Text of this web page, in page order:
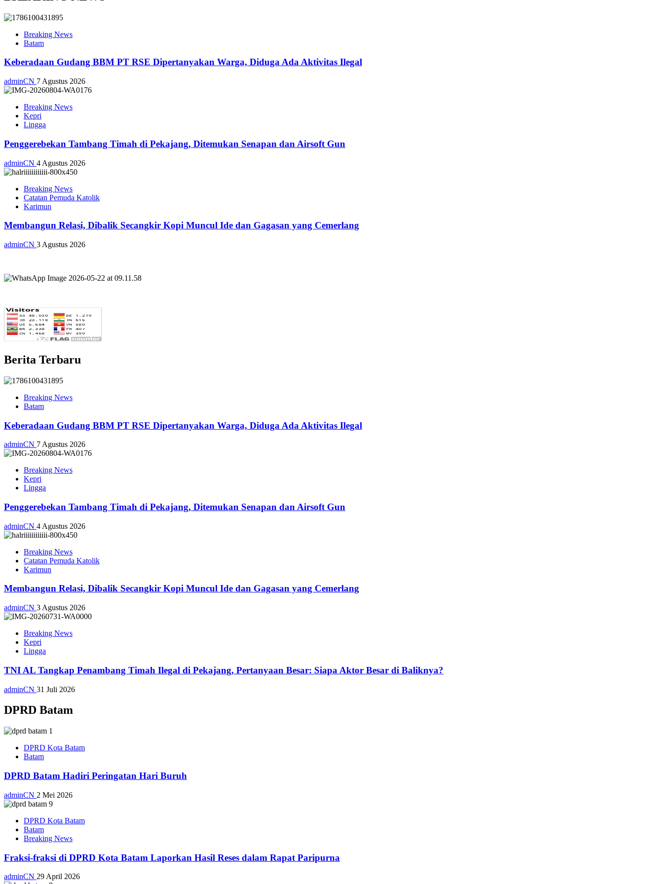
Breaking News
Batam
Keberadaan Gudang BBM PT RSE Dipertanyakan Warga, Diduga Ada Aktivitas Ilegal
adminCN 7 Agustus 2026
Breaking News
Kepri
Lingga
Penggerebekan Tambang Timah di Pekajang, Ditemukan Senapan dan Airsoft Gun
adminCN 4 Agustus 2026
Breaking News
Catatan Pemuda Katolik
Karimun
Membangun Relasi, Dibalik Secangkir Kopi Muncul Ide dan Gagasan yang Cemerlang
adminCN 3 Agustus 2026
Berita Terbaru
Breaking News
Batam
Keberadaan Gudang BBM PT RSE Dipertanyakan Warga, Diduga Ada Aktivitas Ilegal
adminCN 7 Agustus 2026
Breaking News
Kepri
Lingga
Penggerebekan Tambang Timah di Pekajang, Ditemukan Senapan dan Airsoft Gun
adminCN 4 Agustus 2026
Breaking News
Catatan Pemuda Katolik
Karimun
Membangun Relasi, Dibalik Secangkir Kopi Muncul Ide dan Gagasan yang Cemerlang
adminCN 3 Agustus 2026
Breaking News
Kepri
Lingga
TNI AL Tangkap Penambang Timah Ilegal di Pekajang, Pertanyaan Besar: Siapa Aktor Besar di Baliknya?
adminCN 31 Juli 2026
DPRD Batam
DPRD Kota Batam
Batam
DPRD Batam Hadiri Peringatan Hari Buruh
adminCN 2 Mei 2026
DPRD Kota Batam
Batam
Breaking News
Fraksi-fraksi di DPRD Kota Batam Laporkan Hasil Reses dalam Rapat Paripurna
adminCN 29 April 2026